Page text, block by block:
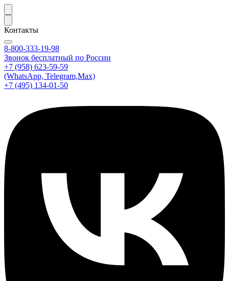
Контакты
8-800-333-19-98
Звонок бесплатный по России
+7 (958) 623-59-59
(WhatsApp, Telegram,Max)
+7 (495) 134-01-50